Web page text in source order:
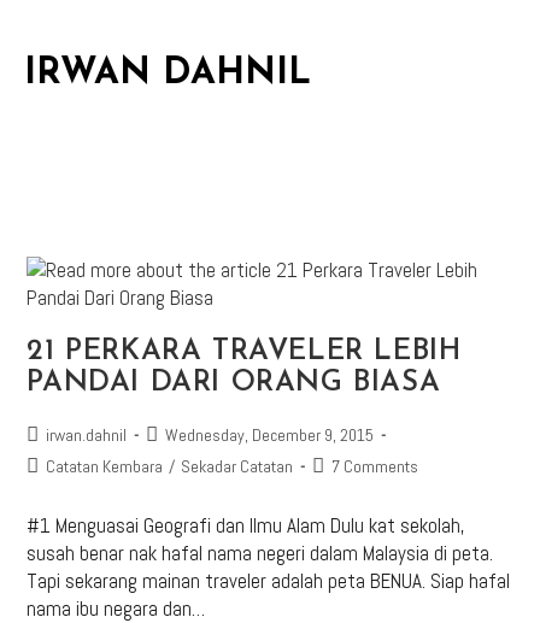
IRWAN DAHNIL
21 PERKARA TRAVELER LEBIH
PANDAI DARI ORANG BIASA
irwan.dahnil
Wednesday, December 9, 2015
Catatan Kembara / Sekadar Catatan 7 Comments
#1 Menguasai Geografi dan Ilmu Alam Dulu kat sekolah,
susah benar nak hafal nama negeri dalam Malaysia di peta.
Tapi sekarang mainan traveler adalah peta BENUA. Siap hafal
nama ibu negara dan…